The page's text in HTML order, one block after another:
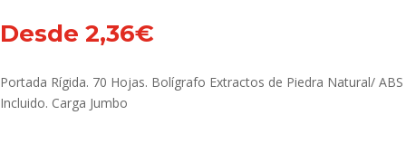
Desde 2,36€
Portada Rígida. 70 Hojas. Bolígrafo Extractos de Piedra Natural/ ABS
Incluido. Carga Jumbo